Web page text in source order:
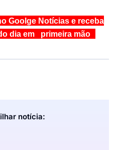
Goolge Notícias e receba
dia em primeira mão
notícia: